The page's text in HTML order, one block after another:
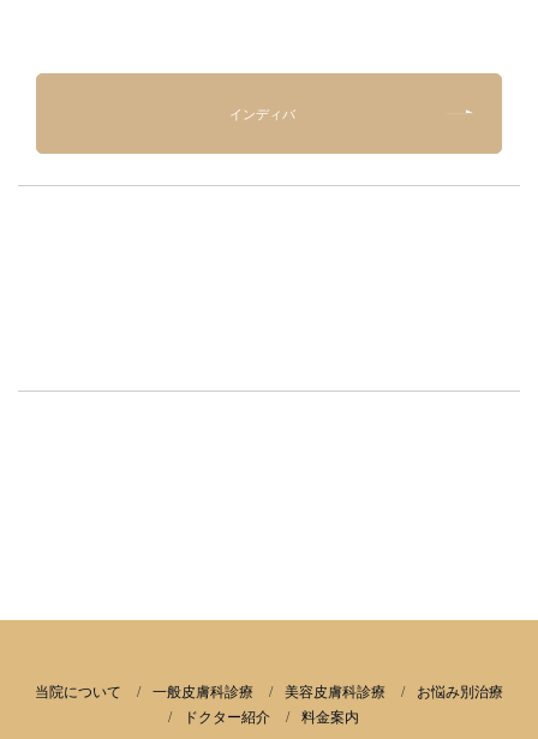
インディバ
当院について 一般皮膚科診療 美容皮膚科診療
お悩み別治療
ドクター紹介
料金案内